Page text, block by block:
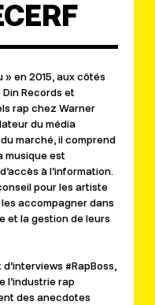
» en 2015, aux côtés
Din Records et
rap chez Warner
du média
marché, il comprend
musique est
à l’information.
pour les artiste
les accompagner dans
et la gestion de leurs
#RapBoss,
l’industrie rap
des anecdotes